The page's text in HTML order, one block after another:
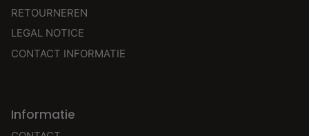
RETOURNEREN
LEGAL NOTICE
CONTACT INFORMATIE
Informatie